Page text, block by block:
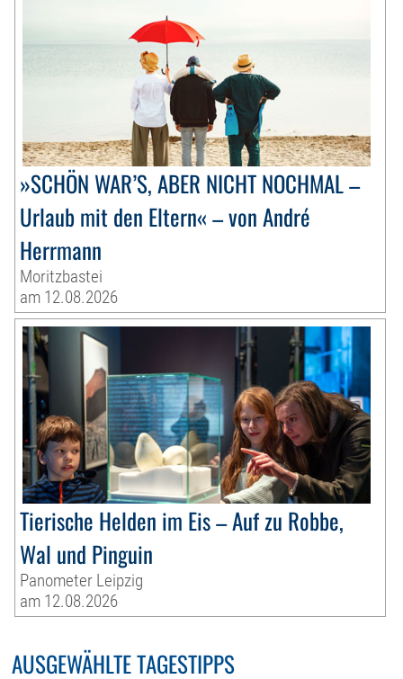
»SCHÖN WAR’S, ABER NICHT NOCHMAL –
Urlaub mit den Eltern« – von André
Herrmann
Moritzbastei
am 12.08.2026
Tierische Helden im Eis – Auf zu Robbe,
Wal und Pinguin
Panometer Leipzig
am 12.08.2026
AUSGEWÄHLTE TAGESTIPPS